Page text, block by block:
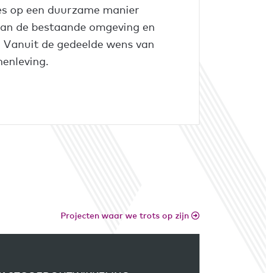
op een duurzame manier
de bestaande omgeving en
de gedeelde wens van
Projecten waar we trots op zijn